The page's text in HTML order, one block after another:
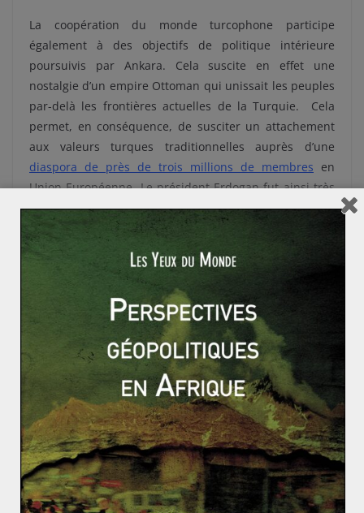
La coopération du monde turcophone participe
également à des objectifs de politique intérieure
poursuivis par Ankara. Cela suscite en effet une
nostalgie d’un empire Ottoman qui unissait les peuples
par-delà les frontières actuelles de la Turquie. Cela
permet, en conséquence, de susciter un attachement
aux valeurs turques traditionnelles auprès d’une
diaspora de près de trois millions de membres en
Union Européenne. Le président Erdogan fut ainsi très
largement conforté politiquementpar les Turcs d’Union
Européenne lors des élections présidentielles de 2018.
Ce rayonnement est donc un moyen de renforcer une
image favorable du mouvement politique du président
actuel. Ce n’est donc absolument pas un hasard si le
président Erdogan, alors candidat, est venu faire
campagne en Europe.
La Turquie s’affirme comme puissance
régionale
Le développement d’une politique des langues
turciques permet enfin à Ankara de développer un
réseau de rayonnement international et de se
positionner ainsi comme une puissance régionale.
Perçue comme un pont entre les différentes aires